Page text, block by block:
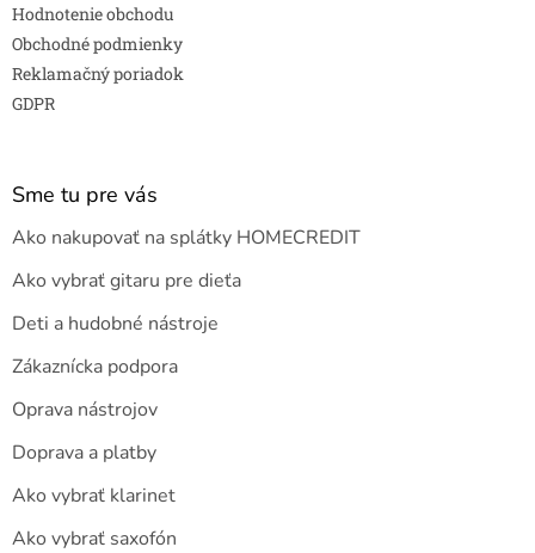
Hodnotenie obchodu
Obchodné podmienky
Reklamačný poriadok
GDPR
Sme tu pre vás
Ako nakupovať na splátky HOMECREDIT
Ako vybrať gitaru pre dieťa
Deti a hudobné nástroje
Zákaznícka podpora
Oprava nástrojov
Doprava a platby
Ako vybrať klarinet
Ako vybrať saxofón